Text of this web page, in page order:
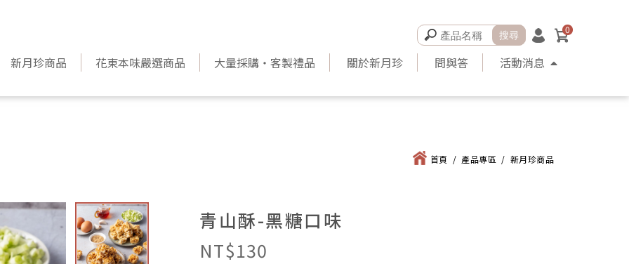
0
新月珍商品 花東本味嚴選商品 大量採購‧客製禮品 關於新月珍 問與答 活動消息
首頁 / 產品專區 / 新月珍商品
青山酥-黑糖口味
NT$130